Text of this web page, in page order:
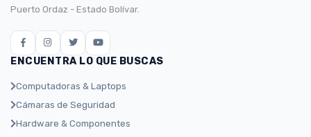
Puerto Ordaz - Estado Bolívar.
ENCUENTRA LO QUE BUSCAS
Computadoras & Laptops
Cámaras de Seguridad
Hardware & Componentes